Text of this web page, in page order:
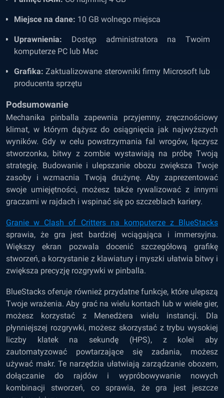
Miejsce na dane: 10 GB wolnego miejsca
Uprawnienia: Dostęp administratora na Twoim
komputerze PC lub Mac
Grafika:Zaktualizowane sterowniki firmy Microsoft lub
producenta sprzętu
Podsumowanie
Mechanika pinballa zapewnia przyjemny, zręcznościowy
klimat, w którym dążysz do osiągnięcia jak najwyższych
wyników. Gdy w celu powstrzymania fal wrogów, łączysz
stworzonka, bitwy z zombie wystawiają na próbę Twoją
strategię. Budowanie i ulepszanie obozu zwiększa Twoje
zasoby i wzmacnia Twoją drużynę. Aby zaprezentować
swoje umiejętności, możesz także rywalizować z innymi
graczami w rajdach i wspinać się po szczeblach kariery.
Granie w Clash of Critters na komputerze z BlueStacks
sprawia, że ​​gra jest bardziej wciągająca i immersyjna.
Większy ekran pozwala docenić szczegółową grafikę
stworzeń, a korzystanie z klawiatury i myszki ułatwia bitwy i
zwiększa precyzję rozgrywki w pinballa.
BlueStacks oferuje również przydatne funkcje, które ulepszą
Twoje wrażenia. Aby grać na wielu kontach lub w wiele gier,
możesz korzystać z Menedżera wielu instancji. Dla
płynniejszej rozgrywki, możesz skorzystać z trybu wysokiej
liczby klatek na sekundę (HPS), z kolei aby
zautomatyzować powtarzające się zadania, możesz
używać makr. Te narzędzia ułatwiają zarządzanie obozem,
dołączanie do rajdów i wypróbowywanie nowych
kombinacji stworzeń, co sprawia, że gra jest jeszcze